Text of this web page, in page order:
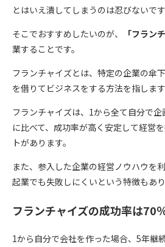
とはいえ潰してしまうのは忍びないです
そこでおすすめしたいのが、
「フラン
業することです。
フランチャイズとは、特定の企業の傘
を借りてビジネスをする方法を指します
フランチャイズは、1から全て自分で
に比べて、成功率が高く安定して経営
トがあります。
また、参入した企業の経営ノウハウを
起業でも失敗しにくいという特徴もあり
フランチャイズの成功率は70
1から自分で会社を作った場合、5年継